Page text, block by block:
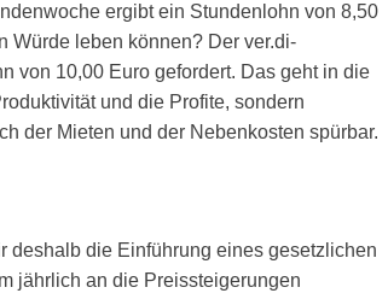
ergibt ein Stundenlohn von 8,50
Würde leben können? Der ver.di-
von 10,00 Euro gefordert. Das geht in die
und die Profite, sondern
der Mieten und der Nebenkosten spürbar.
deshalb die Einführung eines gesetzlichen
jährlich an die Preissteigerungen